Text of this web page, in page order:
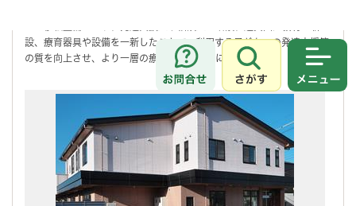
お問合せ
さがす
設、療育器具や設備を一新したことで、利用する子どもへの発達支援等
の質を向上させ、より一層の療育環境の充実に努めます。